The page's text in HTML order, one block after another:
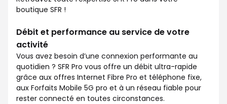
boutique SFR !
Débit et performance au service de votre
activité
Vous avez besoin d’une connexion performante au
quotidien ? SFR Pro vous offre un débit ultra-rapide
grâce aux offres Internet Fibre Pro et téléphone fixe,
aux Forfaits Mobile 5G pro et à un réseau fiable pour
rester connecté en toutes circonstances.